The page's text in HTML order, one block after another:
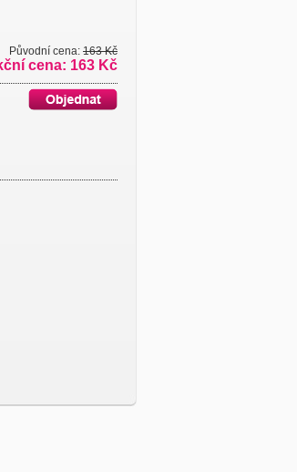
Původní cena: 163 Kč
cena: 163 Kč